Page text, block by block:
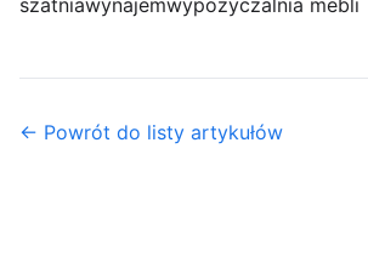
← Powrót do listy artykułów